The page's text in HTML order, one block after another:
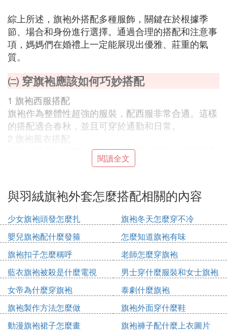
綜上所述，旗袍外搭配多種服飾，關鍵在於根據季
節、場合和身份進行選擇。通過合理的搭配和注意事
項，媽媽們在婚禮上一定能展現出優雅、莊重的氣
質。
㈡ 穿旗袍應該如何巧妙搭配
1 旗袍西服搭配
旗袍作為整體性超強的服裝，配西服非常合適。這樣
的搭配適合春秋，並且可穿於通勤和日常。
2 旗袍風衣搭配
瀟灑的風衣和優雅的旗袍也是絕配，這樣的搭配更具
有風度。我們可以搭配更時尚的風衣和高跟鞋，打造
3旗袍大衣搭配
天氣寒冷的時候真絲旗袍是穿不住的，得換成羊毛呢
料旗袍，外搭也得保暖才行, 所以大衣就派上用場
了。
雖然以往的流行款式和現在的款式不一樣，但是足以
證明，大衣配旗袍是非常經典的搭配。只要換成現在
的款式，就可以變得非常時髦。
4.旗袍羽絨服搭配
這個搭配是現代女性獨享的。
5.旗袍配皮草
旗袍皮草，自始至終就是完美搭配。比較推薦非常有
閱讀全文
與羽絨旗袍外套怎麼搭配相關的內容
少女旗袍頭發怎麼扎
旗袍冬天怎麼穿不冷
嬰兒旗袍配什麼發箍
怎麼知道旗袍有味
旗袍扣子怎麼稱呼
老師怎麼穿旗袍
藍衣旗袍被殺是什麼電視
男士穿什麼服裝和女士旗袍
搭配圖片欣賞
女帝為什麼穿旗袍
泰劇什麼旗袍
旗袍製作方法怎麼做
旗袍外面穿什麼鞋
動漫旗袍裙子怎麼畫
旗袍褲子配什麼上衣圖片